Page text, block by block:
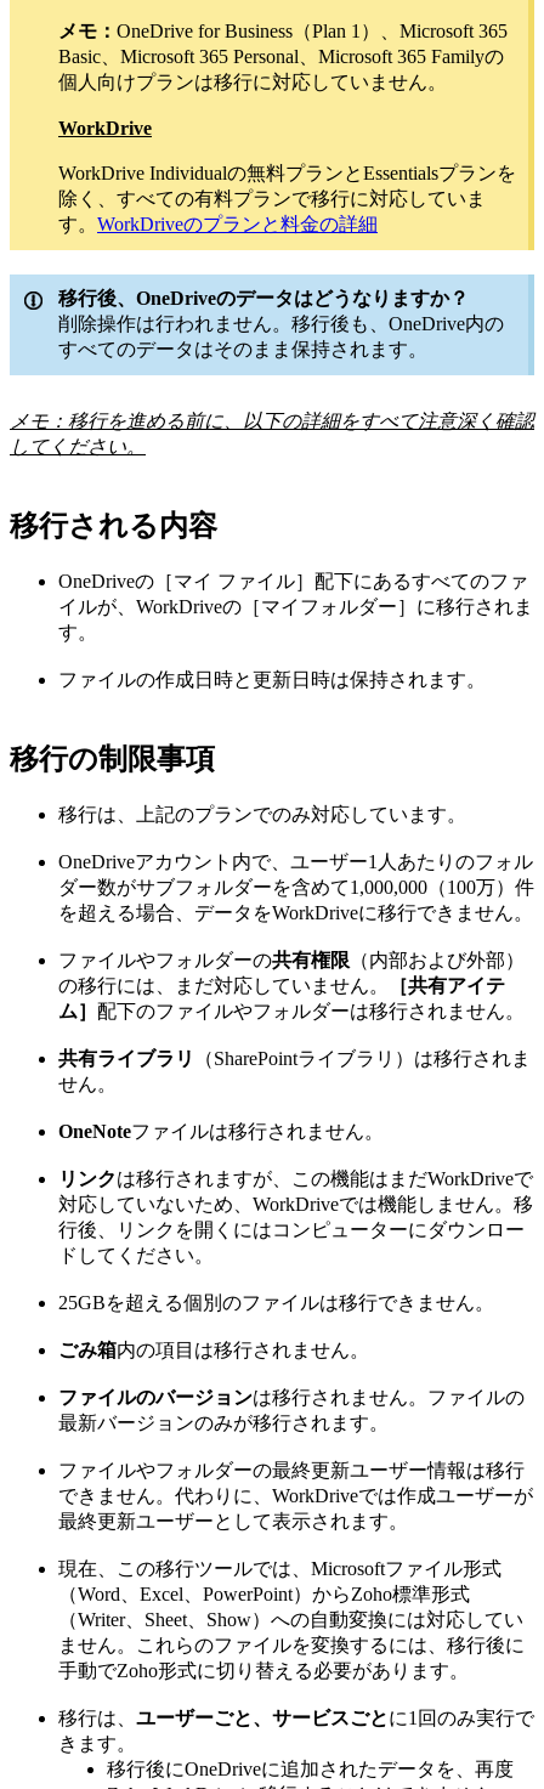
メモ： OneDrive for Business（Plan 1）、Microsoft 365
Basic、Microsoft 365 Personal、Microsoft 365 Familyの
個人向けプランは移行に対応していません。
WorkDrive
WorkDrive Individualの無料プランとEssentialsプランを
除く、すべての有料プランで移行に対応していま
す。 WorkDriveのプランと料金の詳細
移行後、OneDriveのデータはどうなりますか？
削除操作は行われません。移行後も、OneDrive内の
すべてのデータはそのまま保持されます。
メモ：移行を進める前に、以下の詳細をすべて注意深く確認
してください。
移行される内容
OneDriveの［マイ ファイル］配下にあるすべてのファ
イルが、WorkDriveの［マイフォルダー］に移行されま
す。
ファイルの作成日時と更新日時は保持されます。
移行の制限事項
移行は、上記のプランでのみ対応しています。
OneDriveアカウント内で、ユーザー1人あたりのフォル
ダー数がサブフォルダーを含めて1,000,000（100万）件
を超える場合、データをWorkDriveに移行できません。
ファイルやフォルダーの共有権限 （内部および外部）
の移行には、まだ対応していません。
［共有アイテ
ム］ 配下のファイルやフォルダーは移行されません。
共有ライブラリ
（SharePointライブラリ）は移行されま
せん。
OneNoteファイルは移行されません。
リンクは移行されますが、この機能はまだWorkDriveで
対応していないため、WorkDriveでは機能しません。移
行後、リンクを開くにはコンピューターにダウンロー
ドしてください。
25GBを超える個別のファイルは移行できません。
ごみ箱内の項目は移行されません。
ファイルのバージョンは移行されません。ファイルの
最新バージョンのみが移行されます。
ファイルやフォルダーの最終更新ユーザー情報は移行
できません。代わりに、WorkDriveでは作成ユーザーが
最終更新ユーザーとして表示されます。
現在、この移行ツールでは、Microsoftファイル形式
（Word、Excel、PowerPoint）からZoho標準形式
（Writer、Sheet、Show）への自動変換には対応してい
ません。これらのファイルを変換するには、移行後に
手動でZoho形式に切り替える必要があります。
移行は、 ユーザーごと、サービスごとに1回のみ実行で
きます。
移行後にOneDriveに追加されたデータを、再度